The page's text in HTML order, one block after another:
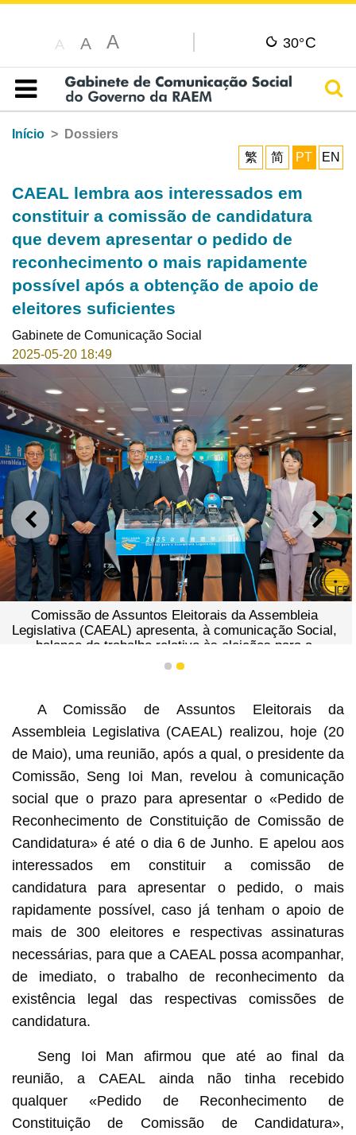
A A A 30°C
Índice
Início
Dossiers
繁
简 PT EN
CAEAL lembra aos interessados em
constituir a comissão de candidatura
que devem apresentar o pedido de
reconhecimento o mais rapidamente
possível após a obtenção de apoio de
eleitores suficientes
Gabinete de Comunicação Social
2025-05-20 18:49
ANTERIOR
Comissão de Assuntos Eleitorais da Assembleia
Legislativa (CAEAL) apresenta, à comunicação Social,
balanço do trabalho relativo às eleições para a
Assembleia Legislativa, no final da reunião.
1 2
A Comissão de Assuntos Eleitorais da
Assembleia Legislativa (CAEAL) realizou, hoje (20
de Maio), uma reunião, após a qual, o presidente da
Comissão, Seng Ioi Man, revelou à comunicação
social que o prazo para apresentar o «Pedido de
Reconhecimento de Constituição de Comissão de
Candidatura» é até o dia 6 de Junho. E apelou aos
interessados em constituir a comissão de
candidatura para apresentar o pedido, o mais
rapidamente possível, caso já tenham o apoio de
mais de 300 eleitores e respectivas assinaturas
necessárias, para que a CAEAL possa acompanhar,
de imediato, o trabalho de reconhecimento da
existência legal das respectivas comissões de
candidatura.
Seng Ioi Man afirmou que até ao final da
reunião, a CAEAL ainda não tinha recebido
qualquer «Pedido de Reconhecimento de
Constituição de Comissão de Candidatura»,